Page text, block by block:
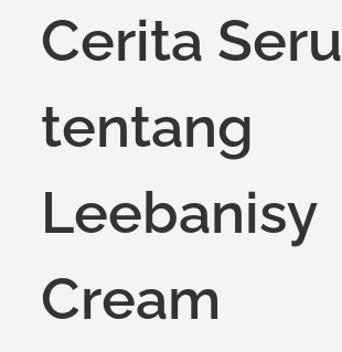
Cerita Seru
tentang
Leebanisy
Cream